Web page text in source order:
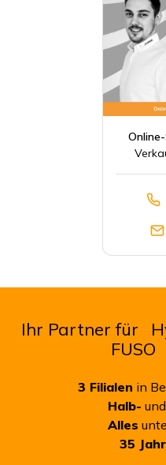
Ihr Partner für
FUSO
3 Filialen in
Halb-
Alles
35